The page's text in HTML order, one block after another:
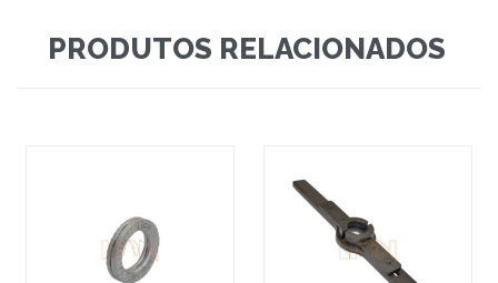
PRODUTOS RELACIONADOS